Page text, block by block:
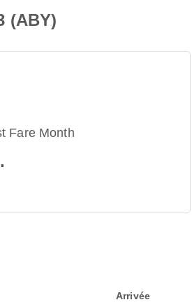
(ABY)
Fare Month
Arrivée